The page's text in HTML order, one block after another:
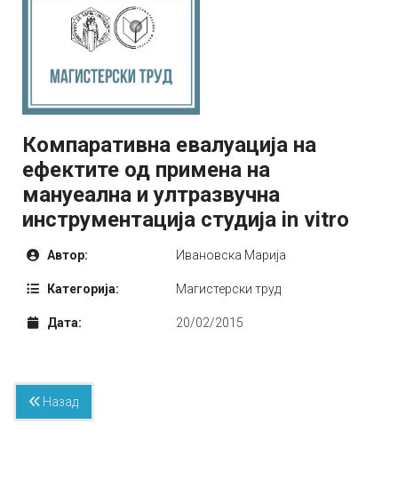
Компаративна евалуација на
ефектите од примена на
мануеална и ултразвучна
инструментација студија in vitro
Автор: Ивановска Марија
Категорија: Mагистерски труд
Дата: 20/02/2015
Назад